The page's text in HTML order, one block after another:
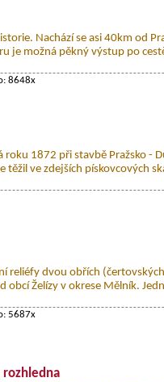
Nachází se asi 40km od
je možná pěkný výstup po
8648x
1872 při stavbě Pražsko -
těžil ve zdejších pískovcových
reliéfy dvou obřích
obcí Želízy v okrese Mělník.
5687x
rozhledna